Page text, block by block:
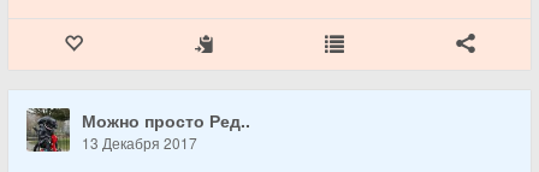
Можно просто Ред..
13 Декабря 2017